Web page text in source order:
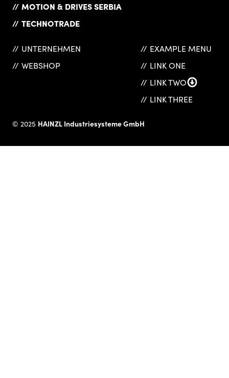
MOTION & DRIVES SERBIA
TECHNOTRADE
UNTERNEHMEN
WEBSHOP
EXAMPLE MENU
LINK ONE
LINK TWO
LINK THREE
© 2025 HAINZL Industriesysteme GmbH